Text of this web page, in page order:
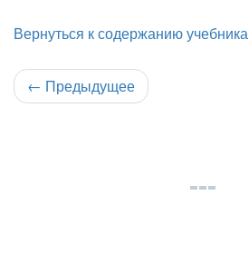
Вернуться к содержанию учебника
← Предыдущее